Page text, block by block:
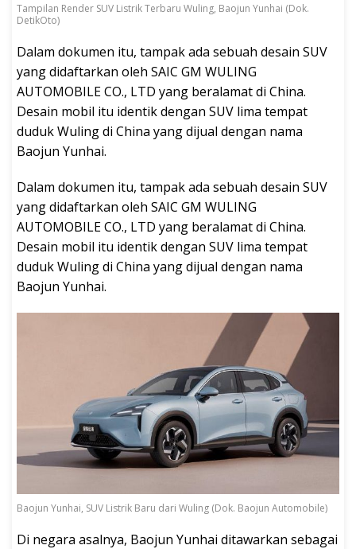
Tampilan Render SUV Listrik Terbaru Wuling, Baojun Yunhai (Dok.
DetikOto)
Dalam dokumen itu, tampak ada sebuah desain SUV
yang didaftarkan oleh SAIC GM WULING
AUTOMOBILE CO., LTD yang beralamat di China.
Desain mobil itu identik dengan SUV lima tempat
duduk Wuling di China yang dijual dengan nama
Baojun Yunhai.
Dalam dokumen itu, tampak ada sebuah desain SUV
yang didaftarkan oleh SAIC GM WULING
AUTOMOBILE CO., LTD yang beralamat di China.
Desain mobil itu identik dengan SUV lima tempat
duduk Wuling di China yang dijual dengan nama
Baojun Yunhai.
Baojun Yunhai, SUV Listrik Baru dari Wuling (Dok. Baojun Automobile)
Di negara asalnya, Baojun Yunhai ditawarkan sebagai